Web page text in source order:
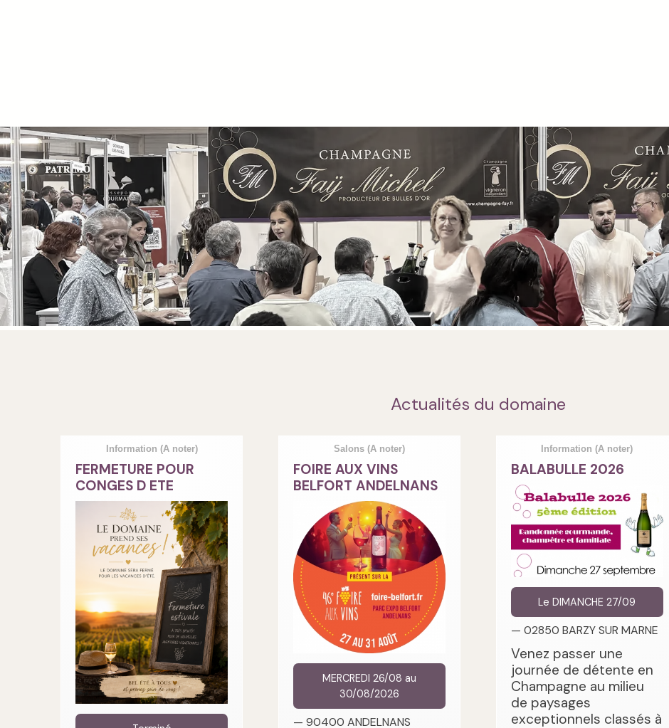
Actualités du domaine
Information (A noter)
FERMETURE POUR
CONGES D ETE
Salons(A noter)
FOIRE AUX VINS
BELFORT ANDELNANS
MERCREDI 26/08 au
30/08/2026
— 90400 ANDELNANS
Information(A noter)
BALABULLE 2026
Le DIMANCHE 27/09
— 02850 BARZY SUR MARNE
Venez passer une
journée de détente en
Champagne au milieu
de paysages
exceptionnels classés à